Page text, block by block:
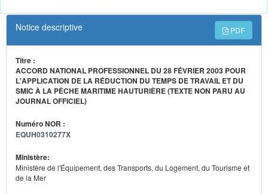
Notice descriptive PDF
Titre :
ACCORD NATIONAL PROFESSIONNEL DU 28 FÉVRIER 2003 POUR
L'APPLICATION DE LA RÉDUCTION DU TEMPS DE TRAVAIL ET DU
SMIC À LA PÊCHE MARITIME HAUTURIÈRE (TEXTE NON PARU AU
JOURNAL OFFICIEL)
Numéro NOR :
EQUH0310277X
Ministère:
Ministère de l'Équipement, des Transports, du Logement, du Tourisme et
de la Mer